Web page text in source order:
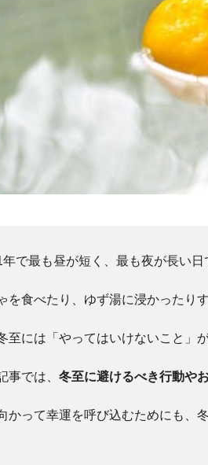
で最も昼が短く、最も夜が長い日
を食べたり、ゆず湯に浸かったり
至には「やってはいけないこと」
事では、 冬至に避けるべき行動や
かって幸運を呼び込むためにも、